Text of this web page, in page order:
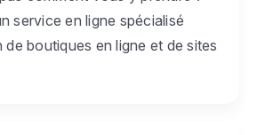
service en ligne spécialisé
de boutiques en ligne et de sites